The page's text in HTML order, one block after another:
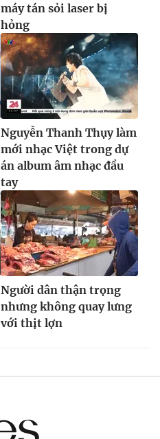
máy tán sỏi laser bị
hỏng
Nguyễn Thanh Thụy làm
mới nhạc Việt trong dự
án album âm nhạc đầu
tay
Người dân thận trọng
nhưng không quay lưng
với thịt lợn